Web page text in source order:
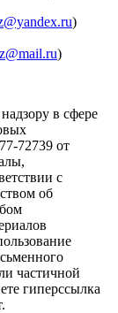
)
)
в сфере
72739 от
с
об
частичной
гиперссылка